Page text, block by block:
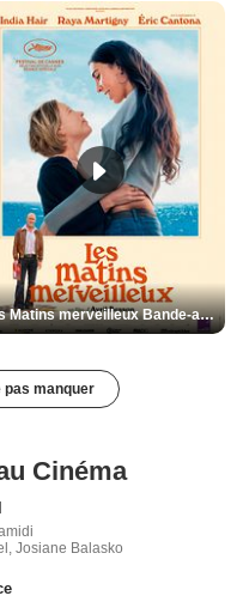
Les Matins merveilleux Bande-annonce VF
pas manquer
Cinéma
Josiane Balasko